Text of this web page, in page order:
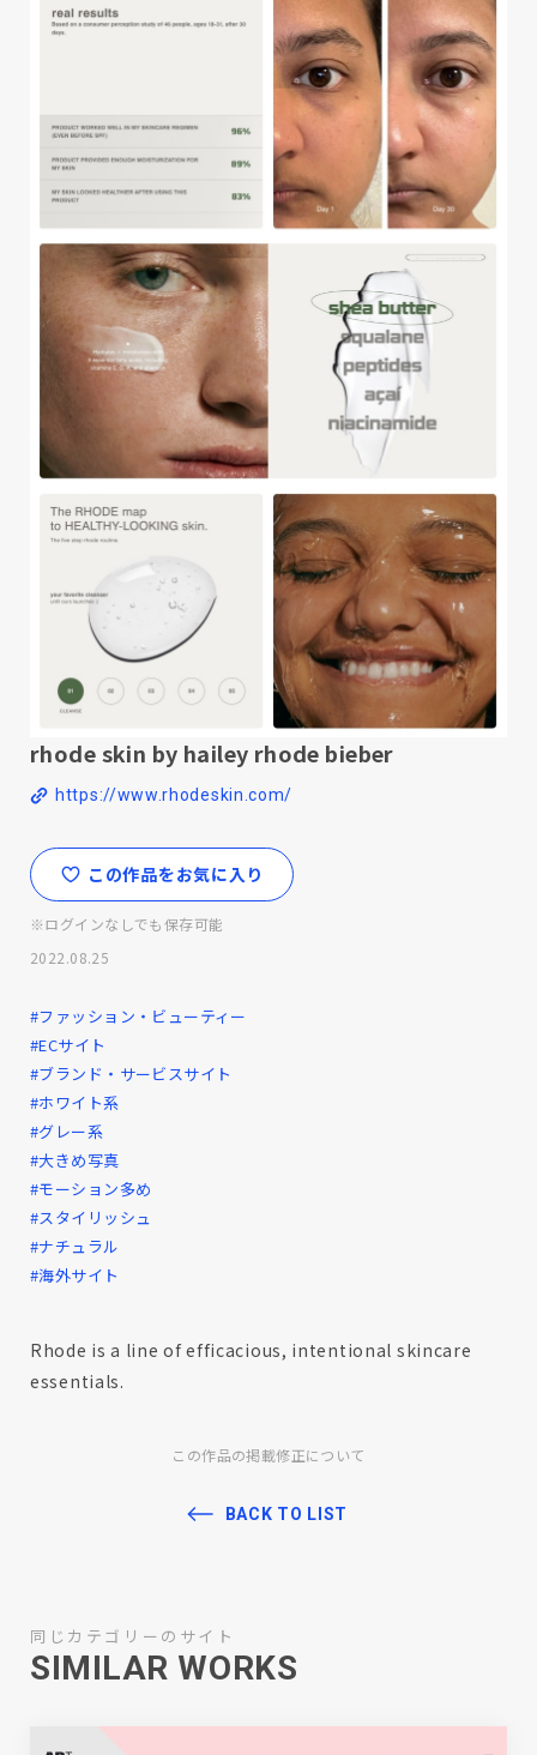
rhode skin by hailey rhode bieber
https://www.rhodeskin.com/
この作品をお気に入り
※ログインなしでも保存可能
2022.08.25
#ファッション・ビューティー
#ECサイト
#ブランド・サービスサイト
#ホワイト系
#グレー系
#大きめ写真
#モーション多め
#スタイリッシュ
#ナチュラル
#海外サイト
Rhode is a line of efficacious, intentional skincare
essentials.
この作品の掲載修正について
BACK TO LIST
同じカテゴリーのサイト
SIMILAR WORKS